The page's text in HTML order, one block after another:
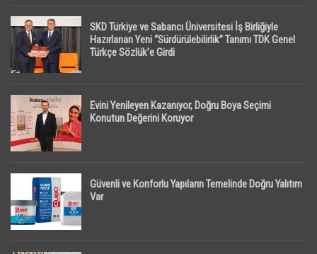
SKD Türkiye ve Sabancı Üniversitesi İş Birliğiyle
Hazırlanan Yeni “Sürdürülebilirlik” Tanımı TDK Genel
Türkçe Sözlük’e Girdi
Evini Yenileyen Kazanıyor, Doğru Boya Seçimi
Konutun Değerini Koruyor
Güvenli ve Konforlu Yapıların Temelinde Doğru Yalıtım
Var